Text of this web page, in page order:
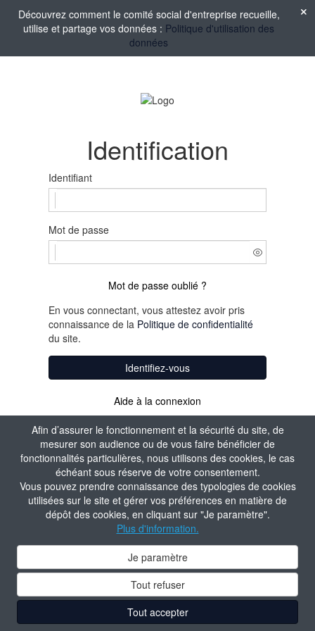
Afin d’assurer le fonctionnement et la sécurité du site, de
mesurer son audience ou de vous faire bénéficier de
fonctionnalités particulières, nous utilisons des cookies, le cas
échéant sous réserve de votre consentement.
Vous pouvez prendre connaissance des typologies de cookies
utilisées sur le site et gérer vos préférences en matière de
dépôt des cookies, en cliquant sur "Je paramètre".
Plus d'information.
Je paramètre
Tout refuser
Tout accepter
Découvrez comment le comité social d'entreprise recueille,
utilise et partage vos données : Politique d'utilisation des
données
Identification
Identifiant
Mot de passe
Mot de passe oublié ?
En vous connectant, vous attestez avoir pris
connaissance de la Politique de confidentialité
du site.
Identifiez-vous
Aide à la connexion